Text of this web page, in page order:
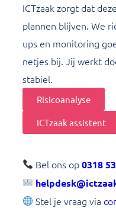
ICTzaak zorgt dat
plannen blijven. We
ups en monitoring
netjes bij. Jij werkt
stabiel.
Risicoanalyse
ICTzaak assistent
Bel ons op 0318
Stel je vraag via